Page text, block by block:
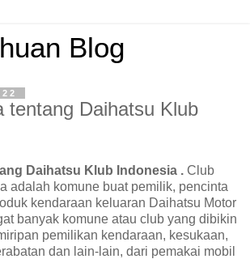
Blog
tentang Daihatsu Klub
Daihatsu Klub Indonesia . Club
adalah komune buat pemilik, pencinta
kendaraan keluaran Daihatsu Motor
banyak komune atau club yang dibikin
pemilikan kendaraan, kesukaan,
dan lain-lain, dari pemakai mobil